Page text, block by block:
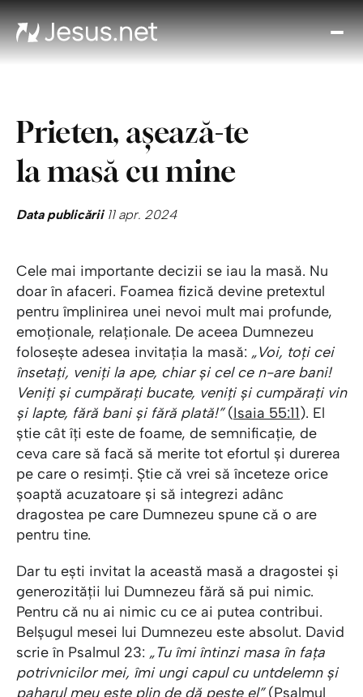
l
Prieten, așează-te
la masă cu mine
Data publicării11 apr. 2024
Cele mai importante decizii se iau la masă. Nu
doar în afaceri. Foamea fizică devine pretextul
pentru împlinirea unei nevoi mult mai profunde,
emoționale, relaționale. De aceea Dumnezeu
folosește adesea invitația la masă: „Voi, toți cei
însetați, veniți la ape, chiar și cel ce n-are bani!
Veniți și cumpărați bucate, veniți și cumpărați vin
și lapte, fără bani și fără plată!”(Isaia 55:11). El
știe cât îți este de foame, de semnificație, de
ceva care să facă să merite tot efortul și durerea
pe care o resimți. Știe că vrei să înceteze orice
șoaptă acuzatoare și să integrezi adânc
dragostea pe care Dumnezeu spune că o are
pentru tine.
Dar tu ești invitat la această masă a dragostei și
generozității lui Dumnezeu fără să pui nimic.
Pentru că nu ai nimic cu ce ai putea contribui.
Belșugul mesei lui Dumnezeu este absolut. David
scrie în Psalmul 23: „Tu îmi întinzi masa în fața
potrivnicilor mei, îmi ungi capul cu untdelemn și
paharul meu este plin de dă peste el”(Psalmul